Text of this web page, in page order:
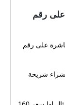
(تفعيل على رقم
للتفعيل مباشرة على رقم
شريحة